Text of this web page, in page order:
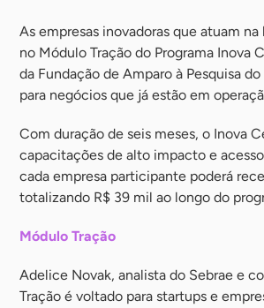
As empresas inovadoras que atuam
no Módulo Tração do Programa Inova
da Fundação de Amparo à Pesquisa
para negócios que já estão em
Com duração de seis meses, o Inova
capacitações de alto impacto e
cada empresa participante poderá
totalizando R$ 39 mil ao longo do
Módulo Tração
Adelice Novak, analista do Sebrae e
Tração é voltado para startups e